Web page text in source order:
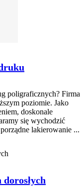
poligraficznych? Firma
poziomie. Jako
doskonale
się wychodzić
lakierowanie ...